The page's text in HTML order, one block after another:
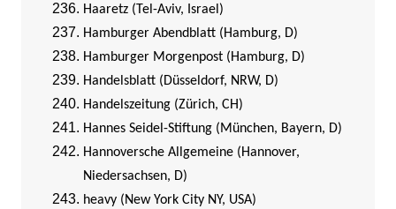
Haaretz (Tel-Aviv, Israel)
Hamburger Abendblatt (Hamburg, D)
Hamburger Morgenpost (Hamburg, D)
Handelsblatt (Düsseldorf, NRW, D)
Handelszeitung (Zürich, CH)
Hannes Seidel-Stiftung (München, Bayern, D)
Hannoversche Allgemeine (Hannover,
Niedersachsen, D)
heavy (New York City NY, USA)